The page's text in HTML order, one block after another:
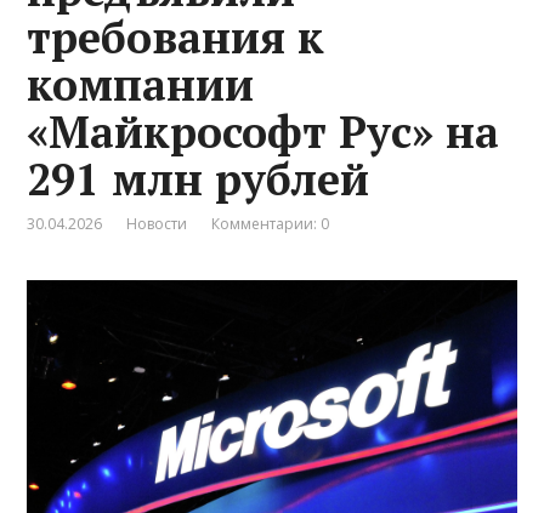
требования к
компании
«Майкрософт Рус» на
291 млн рублей
30.04.2026 Новости Комментарии: 0